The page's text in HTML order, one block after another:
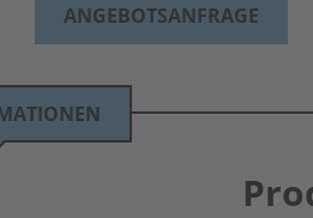
ANGEBOTSANFRAGE